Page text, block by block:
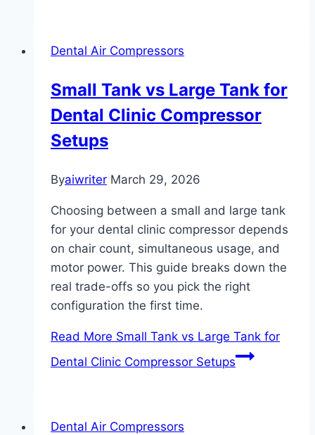
Dental Air Compressors
Small Tank vs Large Tank for
Dental Clinic Compressor
Setups
Byaiwriter March 29, 2026
Choosing between a small and large tank
for your dental clinic compressor depends
on chair count, simultaneous usage, and
motor power. This guide breaks down the
real trade-offs so you pick the right
configuration the first time.
Read More Small Tank vs Large Tank for
Dental Clinic Compressor Setups
Dental Air Compressors